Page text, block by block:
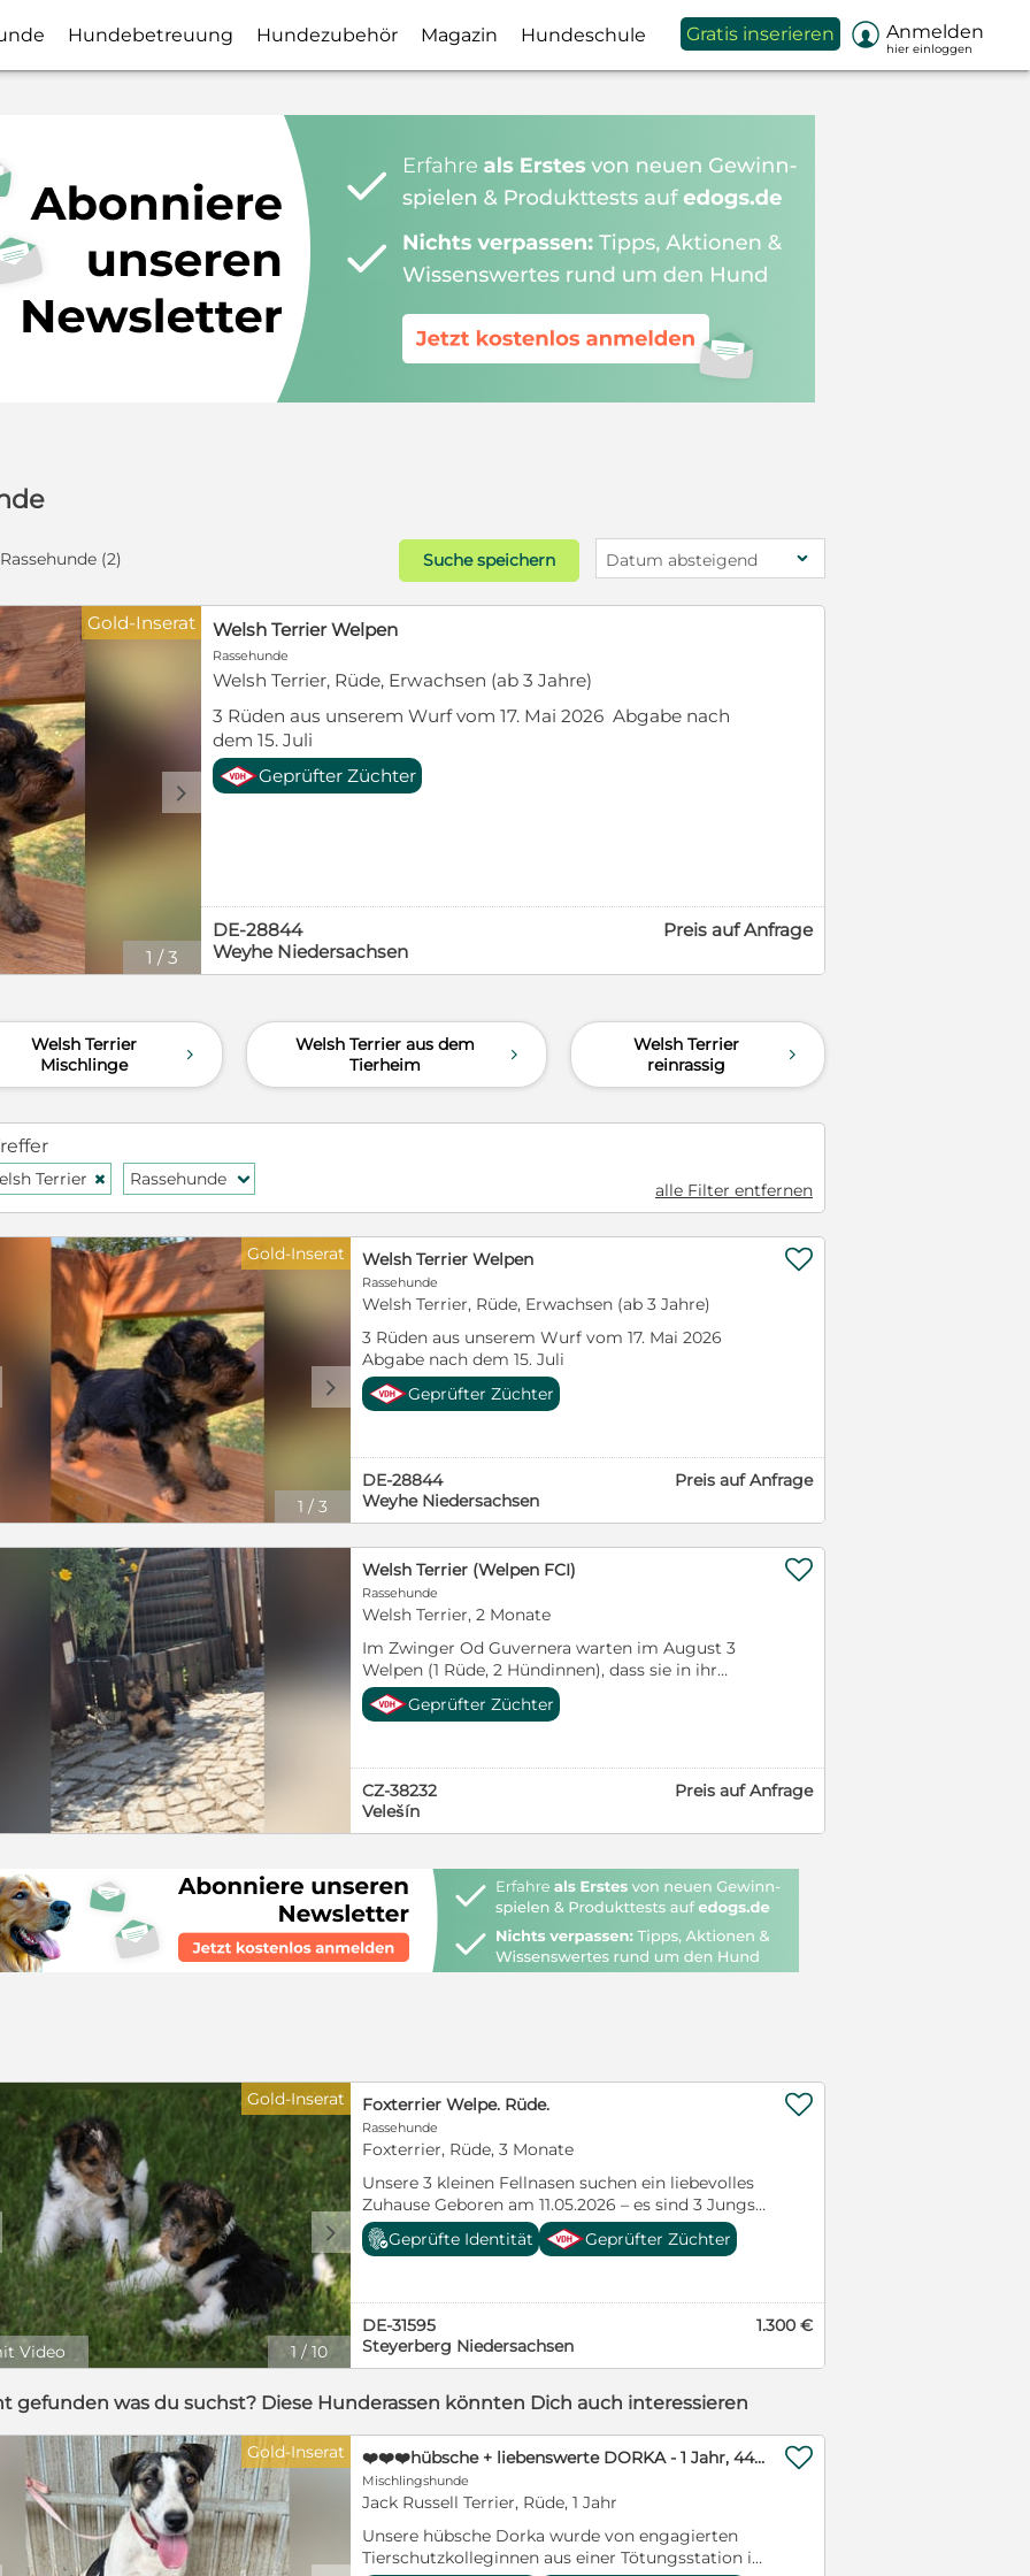
Hundebetreuung Hundezubehör Magazin Hundeschule Gratis inserieren  Anmelden
hier einloggen
(2) Suche speichern Datum absteigend
1 /3
d
Gold-Inserat Welsh Terrier Welpen
Rassehunde
Welsh Terrier, Rüde, Erwachsen (ab 3 Jahre)
3 Rüden aus unserem Wurf vom 17. Mai 2026 Abgabe nach
dem 15. Juli
Geprüfter Züchter
DE-28844
Weyhe Niedersachsen
Preis auf Anfrage
Welsh Terrier
Mischlinge
d
Welsh Terrier aus dem
Tierheim
d
Welsh Terrier
reinrassig
d
Terrier H Rassehunde f
alle Filter entfernen
1 /3
d
Gold-Inserat Welsh Terrier Welpen
Rassehunde
Welsh Terrier, Rüde, Erwachsen (ab 3 Jahre)
3 Rüden aus unserem Wurf vom 17. Mai 2026
Abgabe nach dem 15. Juli

Geprüfter Züchter
DE-28844
Weyhe Niedersachsen
Preis auf Anfrage
Welsh Terrier (Welpen FCI)
Rassehunde
Welsh Terrier, 2 Monate
Im Zwinger Od Guvernera warten im August 3
Welpen (1 Rüde, 2 Hündinnen), dass sie in ihr
neues Zuhause übersiedeln können. Die Welpen
sind geimpft, gechippt, mehrfach entwurmt und
Hunden im Haus und Garten unter liebevollem
Familienanschluss auf.

Geprüfter Züchter
CZ-38232
Velešín
Preis auf Anfrage
1 /10
d
Video
Gold-Inserat Foxterrier Welpe. Rüde.
Rassehunde
Foxterrier, Rüde, 3 Monate
Unsere 3 kleinen Fellnasen suchen ein liebevolles
Zuhause Geboren am 11.05.2026 – es sind 3 Jungs.
Sie kennen bereits den Kontakt zu
(Enkel-)Kindern, leben sehr ländlich und haben
mit EU-Impfausweis ausgestattet Die Welpen
dürfen ab sofort besucht, kennengelernt und
reserviert werden. Auch Mama und Papa leben bei
kennengelernt werden. Bei ernsthaftem Interesse

Geprüfte Identität Geprüfter Züchter
DE-31595
Steyerberg Niedersachsen
1.300 €
gefunden was du suchst? Diese Hunderassen könnten Dich auch interessieren
Gold-Inserat ❤️❤️❤️hübsche + liebenswerte DORKA - 1 Jahr, 44cm/14kg - Mischling
Mischlingshunde
Jack Russell Terrier, Rüde, 1 Jahr
Unsere hübsche Dorka wurde von engagierten
Tierschutzkolleginnen aus einer Tötungsstation in
